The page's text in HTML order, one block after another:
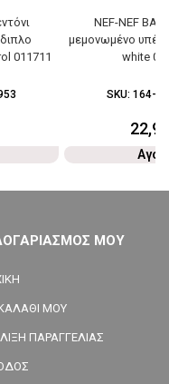
011711
NEF-NEF
μεμονωμένο
white
SKU: 164-
ΜΟΥ
ΜΟΥ
ΠΑΡΑΓΓΕΛΙΑΣ